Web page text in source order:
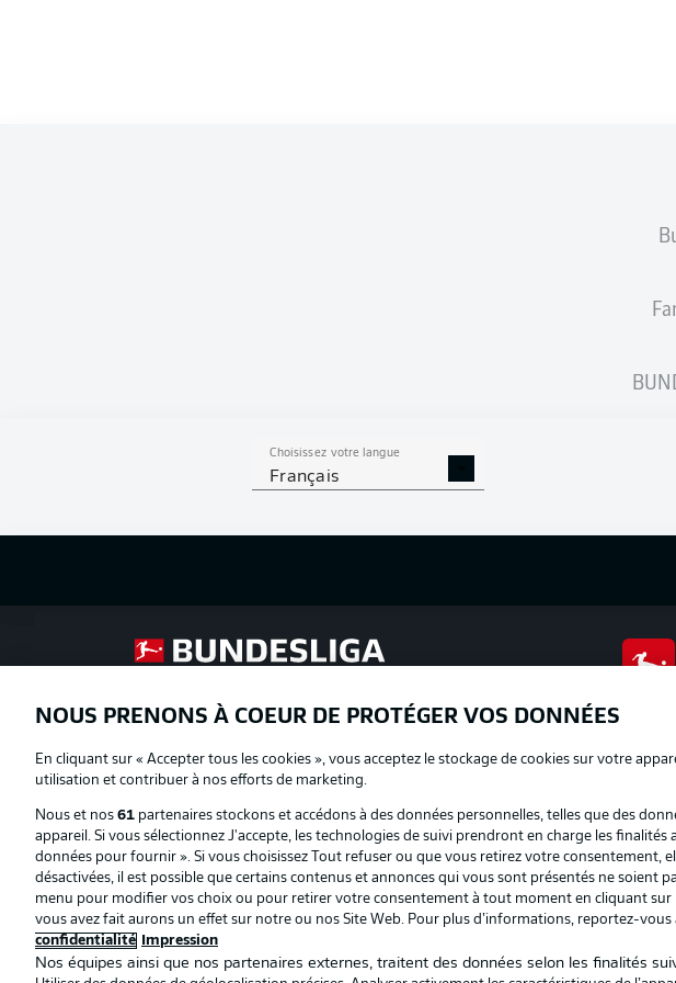
Choisissez votre langue
Français
NOUS PRENONS À COEUR DE PROTÉGER VOS DONNÉES
En cliquant sur « Accepter tous les cookies », vous acceptez le stockage de cookies sur votre
utilisation et contribuer à nos efforts de marketing.
Nous et nos 61 partenaires stockons et accédons à des données personnelles, telles que des
appareil. Si vous sélectionnez J'accepte, les technologies de suivi prendront en charge les
données pour fournir ». Si vous choisissez Tout refuser ou que vous retirez votre consentement,
désactivées, il est possible que certains contenus et annonces qui vous sont présentés ne soient
menu pour modifier vos choix ou pour retirer votre consentement à tout moment en cliquant sur
vous avez fait aurons un effet sur notre ou nos Site Web. Pour plus d’informations, reportez-
confidentialité
Impression
Nos équipes ainsi que nos partenaires externes, traitent des données selon les finalités